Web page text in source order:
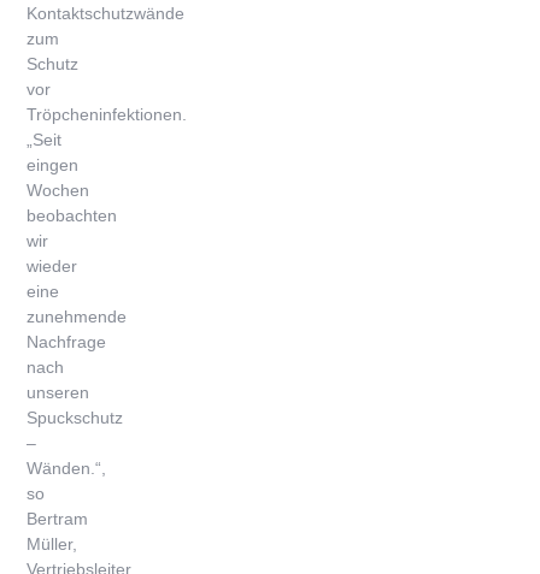
Kontaktschutzwände
zum
Schutz
vor
Tröpcheninfektionen.
„Seit
eingen
Wochen
beobachten
wir
wieder
eine
zunehmende
Nachfrage
nach
unseren
Spuckschutz
–
Wänden.“,
so
Bertram
Müller,
Vertriebsleiter